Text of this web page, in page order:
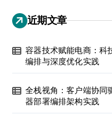
近期文章
容器技术赋能电商：科
编排与深度优化实践
全栈视角：客户端协同
器部署编排架构实践